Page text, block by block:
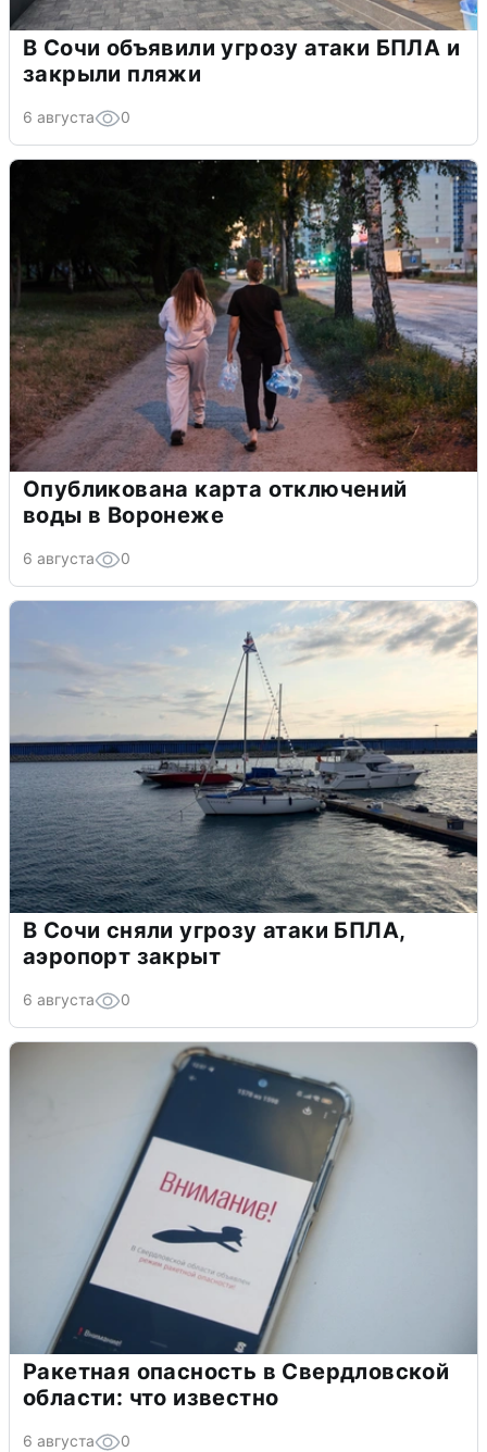
В Сочи объявили угрозу атаки БПЛА и
закрыли пляжи
6 августа 0
Опубликована карта отключений
воды в Воронеже
6 августа 0
В Сочи сняли угрозу атаки БПЛА,
аэропорт закрыт
6 августа 0
Ракетная опасность в Свердловской
области: что известно
6 августа 0